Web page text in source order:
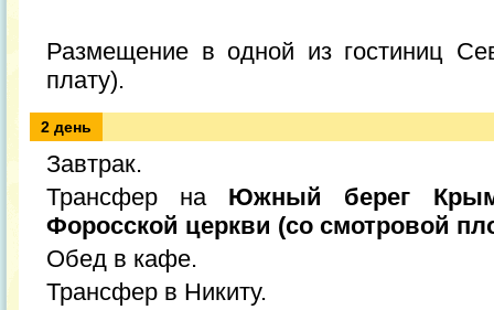
Размещение в одной из гостиниц
плату).
2 день
Завтрак.
Трансфер на Южный берег
Форосской церкви (со смотровой
Обед в кафе.
Трансфер в Никиту.